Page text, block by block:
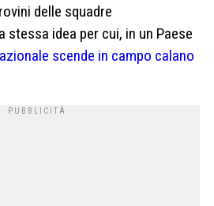
delle squadre
idea per cui, in un Paese
scende in campo calano